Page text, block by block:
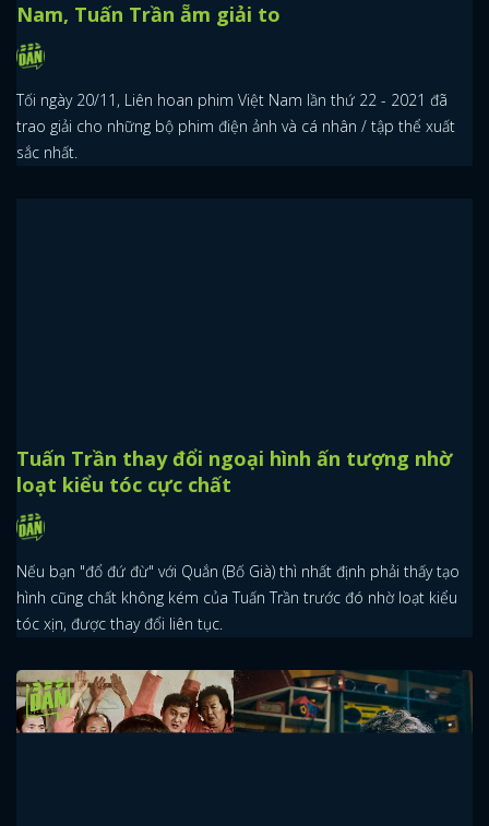
Nam, Tuấn Trần ẵm giải to
Tối ngày 20/11, Liên hoan phim Việt Nam lần thứ 22 - 2021 đã
trao giải cho những bộ phim điện ảnh và cá nhân / tập thể xuất
sắc nhất.
Tuấn Trần thay đổi ngoại hình ấn tượng nhờ
loạt kiểu tóc cực chất
Nếu bạn "đổ đứ đừ" với Quắn (Bố Già) thì nhất định phải thấy tạo
hình cũng chất không kém của Tuấn Trần trước đó nhờ loạt kiểu
tóc xịn, được thay đổi liên tục.